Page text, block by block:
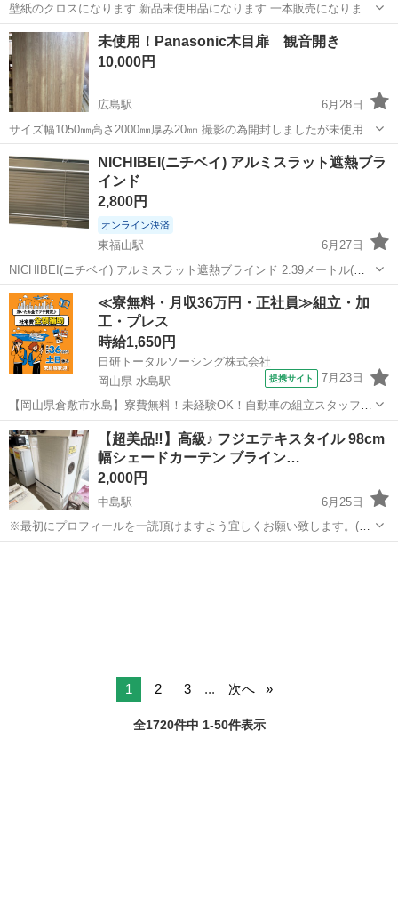
壁紙のクロスになります 新品未使用品になります 一本販売になります
メーター330円から450円 17500円から22500円するものと思います 余
ったので安く出品します
広島 広島市 楽々園駅 カーテン、ブラインド 壁紙
未使用！Panasonic木目扉 観音開き
10,000円
広島駅
6月28日
サイズ幅1050㎜高さ2000㎜厚み20㎜ 撮影の為開封しましたが未使用品
です。 蝶番、取手は別売になります。カーテン、ブラインド Panasonic
NICHIBEI(ニチベイ) アルミスラット遮熱ブラ
インド
2,800円
オンライン決済
東福山駅
6月27日
NICHIBEI(ニチベイ) アルミスラット遮熱ブラインド 2.39メートル(幅)
付属品は画像のみとなります。 比較的きれいな商品ですが、ブライン
ドに一部折れがあります。 キズ、汚れなど多少あると...
広島 福山市 東福山駅 カーテン、ブラインド
ブラインド
≪寮無料・月収36万円・正社員≫組立・加
工・プレス
時給1,650円
日研トータルソーシング株式会社
岡山県 水島駅
提携サイト 7月23日
【岡山県倉敷市水島】寮費無料！未経験OK！自動車の組立スタッフ
《お仕事No.NS0089》 お仕事について 車の組立作業です。専用レール
に乗って流れてくる車の骨組みに、車内外の各部品・ハンドル・足回
り・ドア・シートなどの各...
岡山 倉敷市 水島駅 その他
【超美品‼️】高級♪ フジエテキスタイル 98cm
幅シェードカーテン ブライン…
2,000円
中島駅
6月25日
※最初にプロフィールを一読頂けますよう宜しくお願い致します。(当
店のアカウントである《リサイクルはっぴ〜》をタップして頂ければ
1 2 3 ... 次へ
全1720件中 1-50件表示